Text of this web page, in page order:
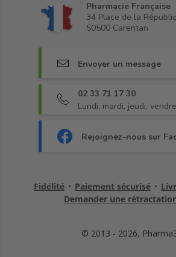
Pharmacie Française
34 Place de la
50500 Carentan
Envoyer un message
02 33 71 17 30
Lundi, mardi, jeudi,
Rejoignez-nous sur
Fidélité • Paiement sécurisé •
Demander une
© 2013 - 2026,